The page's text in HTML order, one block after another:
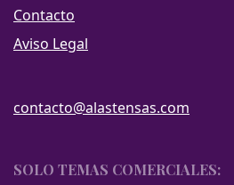
Contacto
Aviso Legal
contacto@alastensas.com
SOLO TEMAS COMERCIALES: